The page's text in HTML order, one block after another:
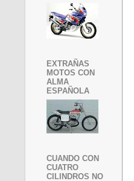
EXTRAÑAS
MOTOS CON
ALMA
ESPAÑOLA
CUANDO CON
CUATRO
CILINDROS NO